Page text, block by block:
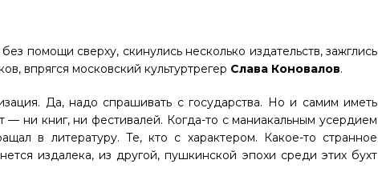
помощи сверху, скинулись несколько издательств, зажглись
впрягся московский культуртрегер Слава Коновалов.
Да, надо спрашивать с государства. Но и самим иметь
ни книг, ни фестивалей. Когда-то с маниакальным усердием
в литературу. Те, кто с характером. Какое-то странное
издалека, из другой, пушкинской эпохи среди этих бухт